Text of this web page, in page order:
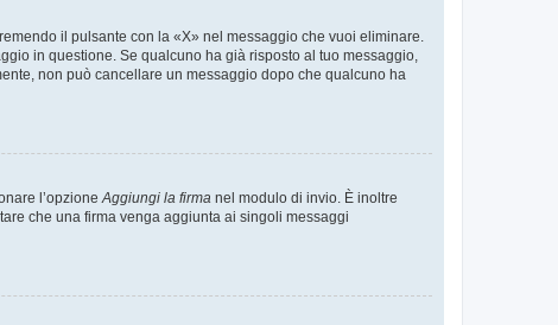
il pulsante con la «X» nel messaggio che vuoi eliminare.
in questione. Se qualcuno ha già risposto al tuo messaggio,
non può cancellare un messaggio dopo che qualcuno ha
l’opzioneAggiungi la firma nel modulo di invio. È inoltre
che una firma venga aggiunta ai singoli messaggi